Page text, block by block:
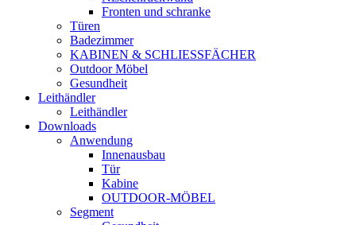
Fronten und schranke
Türen
Badezimmer
KABINEN & SCHLIESSFÄCHER
Outdoor Möbel
Gesundheit
Leithändler
Leithändler
Downloads
Anwendung
Innenausbau
Tür
Kabine
OUTDOOR-MÖBEL
Segment